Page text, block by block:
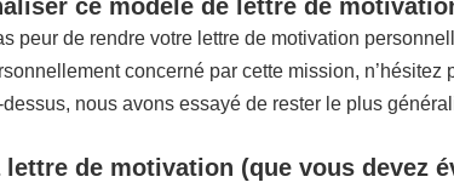
ce modèle de lettre de
peur de rendre votre lettre de motivation
concerné par cette mission, n’hésitez
nous avons essayé de rester le plus
lettre de motivation (que vous devez